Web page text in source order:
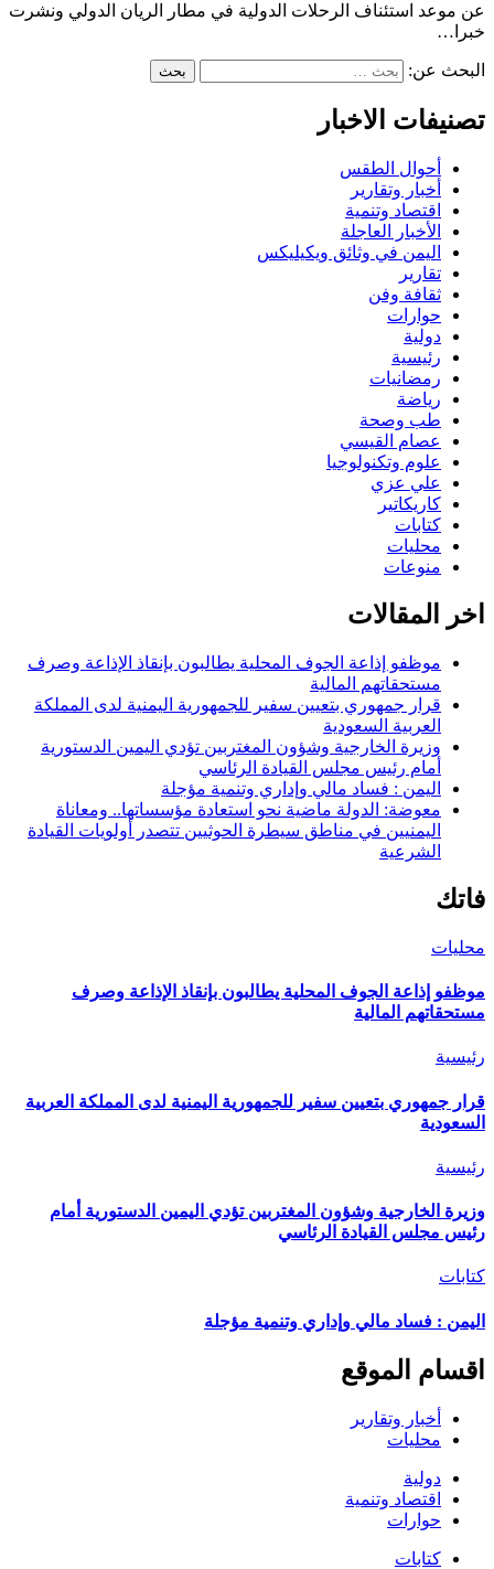
عن موعد استئناف الرحلات الدولية في مطار الريان الدولي ونشرت
خبرا…
البحث عن:
تصنيفات الاخبار
أحوال الطقس
أخبار وتقارير
اقتصاد وتنمية
الأخبار العاجلة
اليمن في وثائق ويكيليكس
تقارير
ثقافة وفن
حوارات
دولية
رئيسية
رمضانيات
رياضة
طب وصحة
عصام القيسي
علوم وتكنولوجيا
علي عزي
كاريكاتير
كتابات
محليات
منوعات
اخر المقالات
موظفو إذاعة الجوف المحلية يطالبون بإنقاذ الإذاعة وصرف
مستحقاتهم المالية
قرار جمهوري بتعيين سفير للجمهورية اليمنية لدى المملكة
العربية السعودية
وزيرة الخارجية وشؤون المغتربين تؤدي اليمين الدستورية
أمام رئيس مجلس القيادة الرئاسي
اليمن : فساد مالي وإداري وتنمية مؤجلة
معوضة: الدولة ماضية نحو استعادة مؤسساتها.. ومعاناة
اليمنيين في مناطق سيطرة الحوثيين تتصدر أولويات القيادة
الشرعية
فاتك
محليات
موظفو إذاعة الجوف المحلية يطالبون بإنقاذ الإذاعة وصرف
مستحقاتهم المالية
رئيسية
قرار جمهوري بتعيين سفير للجمهورية اليمنية لدى المملكة العربية
السعودية
رئيسية
وزيرة الخارجية وشؤون المغتربين تؤدي اليمين الدستورية أمام
رئيس مجلس القيادة الرئاسي
كتابات
اليمن : فساد مالي وإداري وتنمية مؤجلة
اقسام الموقع
أخبار وتقارير
محليات
دولية
اقتصاد وتنمية
حوارات
كتابات